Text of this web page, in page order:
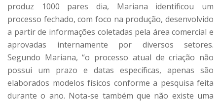
produz 1000 pares dia, Mariana identificou um
processo fechado, com foco na produção, desenvolvido
a partir de informações coletadas pela área comercial e
aprovadas internamente por diversos setores.
Segundo Mariana, “o processo atual de criação não
possui um prazo e datas específicas, apenas são
elaborados modelos físicos conforme a pesquisa feita
durante o ano. Nota-se também que não existe uma